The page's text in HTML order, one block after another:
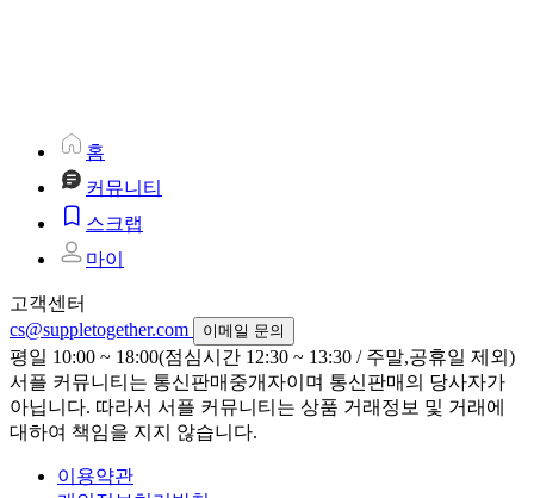
홈
커뮤니티
스크랩
마이
고객센터
cs@suppletogether.com
이메일 문의
평일 10:00 ~ 18:00(점심시간 12:30 ~ 13:30 / 주말,공휴일 제외)
서플 커뮤니티는 통신판매중개자이며 통신판매의 당사자가
아닙니다. 따라서 서플 커뮤니티는 상품 거래정보 및 거래에
대하여 책임을 지지 않습니다.
이용약관